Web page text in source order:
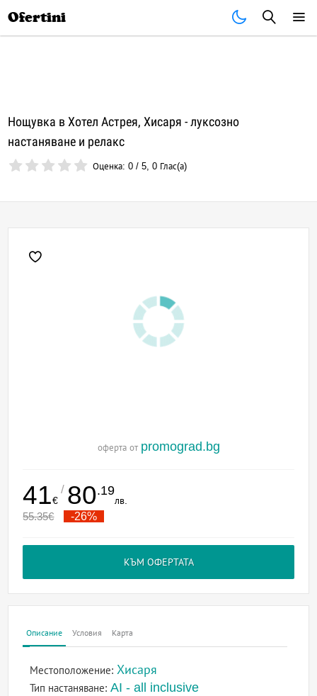
Ofertini
Нощувка в Хотел Астрея, Хисаря - луксозно
настаняване и релакс
Оценка:0 /5,0 Глас(а)
оферта от promograd.bg
41€
/ 80.19
лв.
55.35€ -26%
КЪМ ОФЕРТАТА
Описание Условия Карта
Местоположение: Хисаря
Тип настаняване:AI - all inclusive